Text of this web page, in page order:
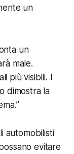
un
un
male.
più visibili. I
dimostra la
automobilisti
evitare